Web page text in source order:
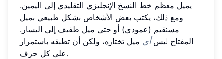
يميل معظم خط النسخ الإنجليزي التقليدي إلى اليمين.
ومع ذلك، يكتب بعض الأشخاص بشكل طبيعي بميل
مستقيم (عمودي) أو حتى ميل طفيف إلى اليسار.
المفتاح ليسأي ميل تختاره، ولكن أن تطبقه باستمرار
على كل حرف.